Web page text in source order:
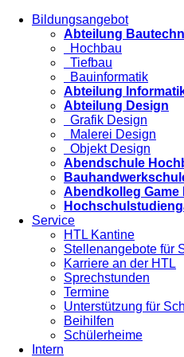
Bildungsangebot
Abteilung
Hochbau
Tiefbau
Bauinformatik
Abteilung
Abteilung Design
Grafik Design
Malerei Design
Objekt Design
Abendschule
Abendkolleg
Service
HTL Kantine
Stellenangebote für
Karriere an der HTL
Sprechstunden
Termine
Unterstützung für
Beihilfen
Schülerheime
Intern